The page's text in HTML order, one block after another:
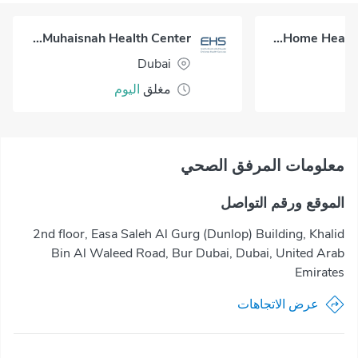
Al Muhaisnah Health Center
Dubai
مغلق اليوم
Okadoc Home Healthcare - Dubai
معلومات المرفق الصحي
الموقع ورقم التواصل
2nd floor, Easa Saleh Al Gurg (Dunlop) Building, Khalid
Bin Al Waleed Road, Bur Dubai, Dubai, United Arab
Emirates
عرض الاتجاهات